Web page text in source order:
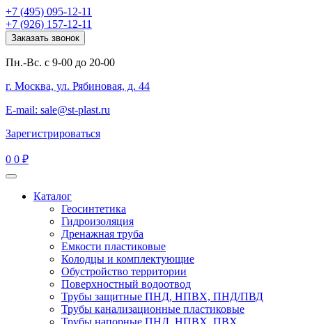
+7 (495) 095-12-11
+7 (926) 157-12-11
Заказать звонок
Пн.-Вс. с 9-00 до 20-00
г. Москва, ул. Рябиновая, д. 44
E-mail: sale@st-plast.ru
Зарегистрироваться
0 0 ₽
Каталог
Геосинтетика
Гидроизоляция
Дренажная труба
Емкости пластиковые
Колодцы и комплектующие
Обустройство территории
Поверхностный водоотвод
Трубы защитные ПНД, НПВХ, ПНД/ПВД
Трубы канализационные пластиковые
Трубы напорные ПНД, НПВХ, ПВХ